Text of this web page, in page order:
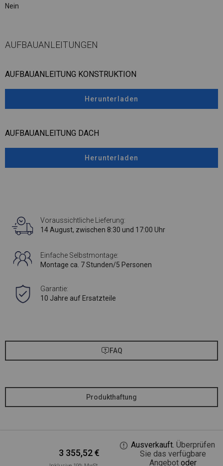
Nein
AUFBAUANLEITUNGEN
AUFBAUANLEITUNG KONSTRUKTION
Herunterladen
AUFBAUANLEITUNG DACH
Herunterladen
Voraussichtliche Lieferung:
14 August, zwischen 8:30 und 17:00 Uhr
Einfache Selbstmontage:
Montage ca. 7 Stunden/5 Personen
Garantie:
10 Jahre auf Ersatzteile
FAQ
Produkthaftung
3 355,52€
Ausverkauft. Überprüfen
Sie das verfügbare
Angebotoder